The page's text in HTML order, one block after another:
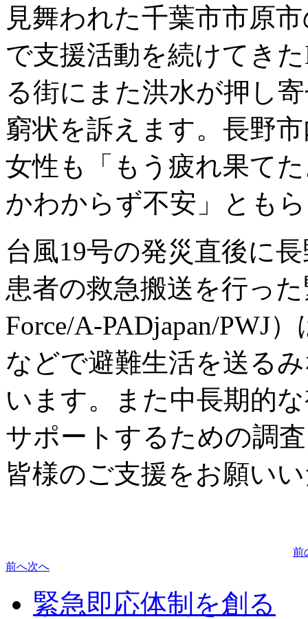
見舞われた千葉市市原
で支援活動を続けてき
る街にまた洪水が押し
窮状を訴えます。長野
女性も「もう疲れ果て
かわからず不安」とも
台風19号の発災直後に
患者の救急搬送を行っ
Force/A-PADjapan/PWJ
などで避難生活を送る
います。また中長期的
サポートするための調
皆様のご支援をお願い
前
前へ次へ
緊急即応体制を創る